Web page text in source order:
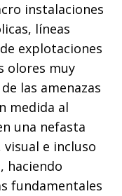
instalaciones
líneas
explotaciones
olores muy
las amenazas
medida al
una nefasta
e incluso
haciendo
fundamentales